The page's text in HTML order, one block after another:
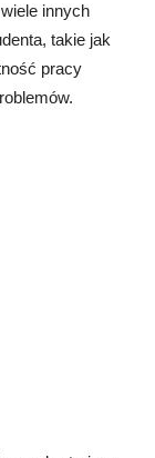
innych
takie jak
pracy